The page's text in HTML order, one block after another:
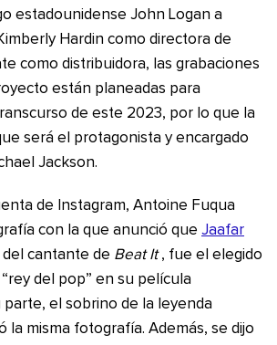
estadounidense John Logan a
Hardin como directora de
como distribuidora, las grabaciones
están planeadas para
de este 2023, por lo que la
será el protagonista y encargado
Jackson.
de Instagram, Antoine Fuqua
con la que anunció que Jaafar
del cantante de Beat It , fue el elegido
del pop” en su película
parte, el sobrino de la leyenda
la misma fotografía. Además, se dijo